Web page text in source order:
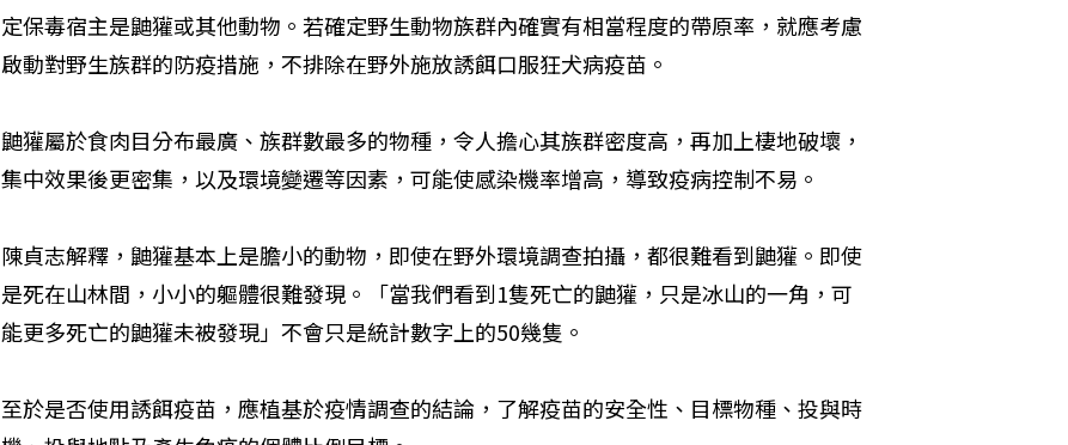
定保毒宿主是鼬獾或其他動物。若確定野生動物族群內確實有相當程度的帶原率，就應考慮
啟動對野生族群的防疫措施，不排除在野外施放誘餌口服狂犬病疫苗。
鼬獾屬於食肉目分布最廣、族群數最多的物種，令人擔心其族群密度高，再加上棲地破壞，
集中效果後更密集，以及環境變遷等因素，可能使感染機率增高，導致疫病控制不易。
陳貞志解釋，鼬獾基本上是膽小的動物，即使在野外環境調查拍攝，都很難看到鼬獾。即使
是死在山林間，小小的軀體很難發現。「當我們看到1隻死亡的鼬獾，只是冰山的一角，可
能更多死亡的鼬獾未被發現」不會只是統計數字上的50幾隻。
至於是否使用誘餌疫苗，應植基於疫情調查的結論，了解疫苗的安全性、目標物種、投與時